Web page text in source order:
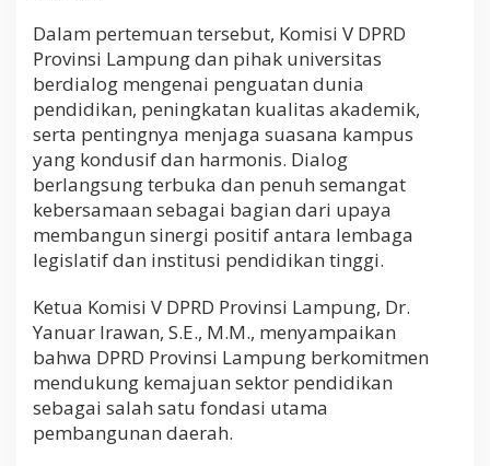
d
i
k
a
n
T
i
g
g
M
e
u
j
u
I
n
Dalam pertemuan tersebut, Komisi V DPRD
Provinsi Lampung dan pihak universitas
berdialog mengenai penguatan dunia
pendidikan, peningkatan kualitas akademik,
serta pentingnya menjaga suasana kampus
yang kondusif dan harmonis. Dialog
berlangsung terbuka dan penuh semangat
kebersamaan sebagai bagian dari upaya
membangun sinergi positif antara lembaga
legislatif dan institusi pendidikan tinggi.
Ketua Komisi V DPRD Provinsi Lampung, Dr.
Yanuar Irawan, S.E., M.M., menyampaikan
bahwa DPRD Provinsi Lampung berkomitmen
mendukung kemajuan sektor pendidikan
sebagai salah satu fondasi utama
pembangunan daerah.